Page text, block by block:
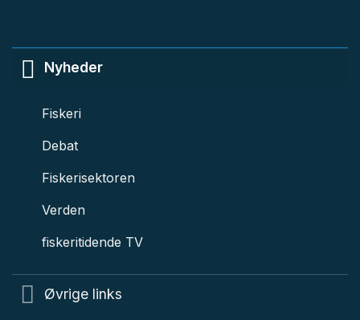
Nyheder
Fiskeri
Debat
Fiskerisektoren
Verden
fiskeritidende TV
Øvrige links